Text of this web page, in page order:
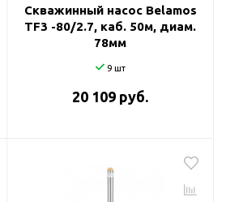
Скважинный насос Belamos
TF3 -80/2.7, каб. 50м, диам.
78мм
9 шт
20 109 руб.